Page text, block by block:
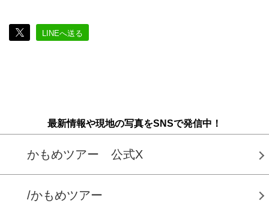
LINEへ送る
最新情報や現地の写真をSNSで発信中！
かもめツアー 公式X
/かもめツアー